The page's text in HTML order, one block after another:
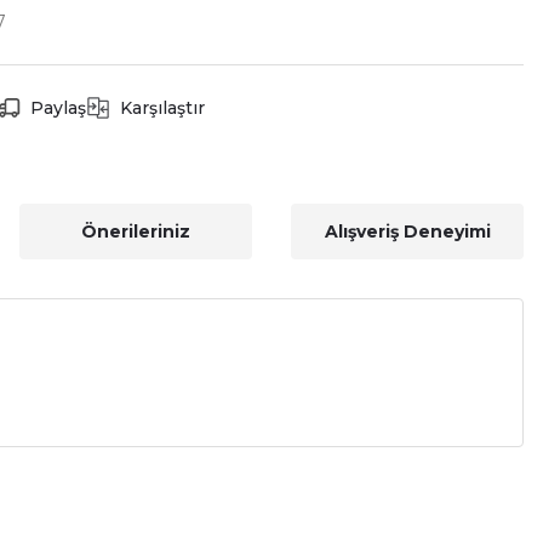
Paylaş Karşılaştır
Önerileriniz Alışveriş Deneyimi